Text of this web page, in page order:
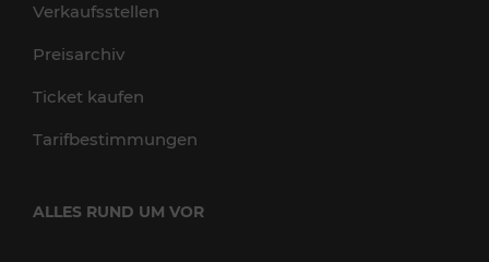
Verkaufsstellen
Preisarchiv
Ticket kaufen
Tarifbestimmungen
ALLES RUND UM VOR